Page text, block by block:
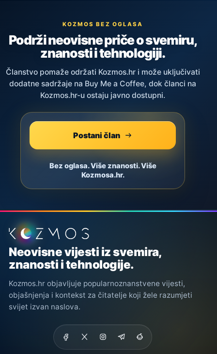
KOZMOS BEZ OGLASA
Podrži neovisne priče o svemiru,
znanosti i tehnologiji.
Članstvo pomaže održati Kozmos.hr i može uključivati
dodatne sadržaje na Buy Me a Coffee, dok članci na
Kozmos.hr-u ostaju javno dostupni.
Postani član
Bez oglasa. Više znanosti. Više
Kozmosa.hr.
Podnožje stranice
Neovisne vijesti iz svemira,
znanosti i tehnologije.
Kozmos.hr objavljuje popularnoznanstvene vijesti,
objašnjenja i kontekst za čitatelje koji žele razumjeti
svijet izvan naslova.